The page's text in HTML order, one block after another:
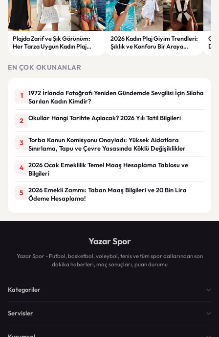
Plajda Zarif ve Şık Görünüm:
Her Tarza Uygun Kadın Plaj
2026 Kadın Plaj Giyim Trendleri:
Şıklık ve Konforu Bir Araya
EN ÇOK OKUNANLAR
1
1972 İrlanda Fotoğrafı Yeniden Gündemde Sevgilisi İçin Silaha
Sarılan Kadın Kimdir?
2 Okullar Hangi Tarihte Açılacak? 2026 Yılı Tatil Bilgileri
3
Torba Kanun Komisyonu Onayladı: Yüksek Aidatlara
Sınırlama, Tapu ve Çevre Yasasında Köklü Değişiklikler
4
2026 Ocak Emeklilik Temel Maaş Hesaplama Tablosu ve
Bilgileri
5
2026 Emekli Zammı: Taban Maaş Bilgileri ve 20 Bin Lira
Ödeme Hesaplama!
Yazar Spor
Yazar Spor - Futbol, basketbol, voleybol, tenis ve tüm spor dallarından son
dakika haberleri, maç sonuçları, puan durumu
Kategoriler
Servisler